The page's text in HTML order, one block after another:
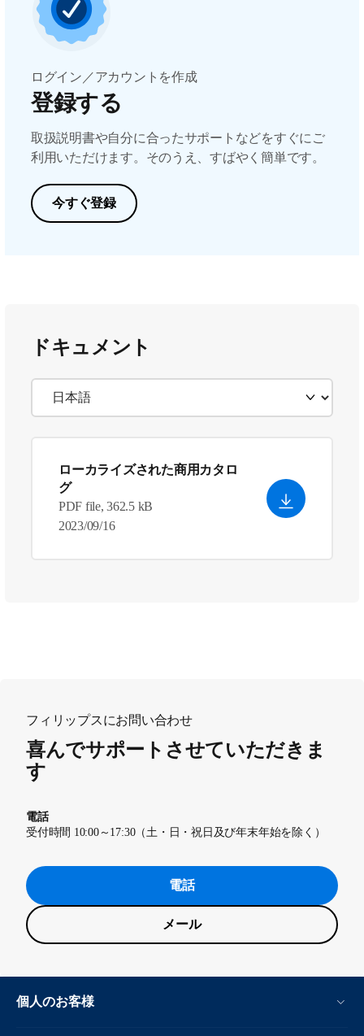
ログイン／アカウントを作成
登録する
取扱説明書や自分に合ったサポートなどをすぐにご
利用いただけます。そのうえ、すばやく簡単です。
今すぐ登録
ドキュメント
ローカライズされた商用カタロ
グ
PDF file, 362.5 kB
2023/09/16
フィリップスにお問い合わせ
喜んでサポートさせていただきま
す
電話
受付時間 10:00～17:30（土・日・祝日及び年末年始を除く）
電話
メール
個人のお客様